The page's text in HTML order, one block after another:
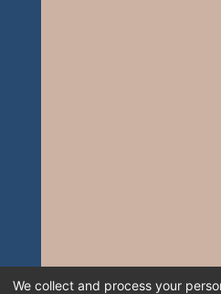
We collect and process your